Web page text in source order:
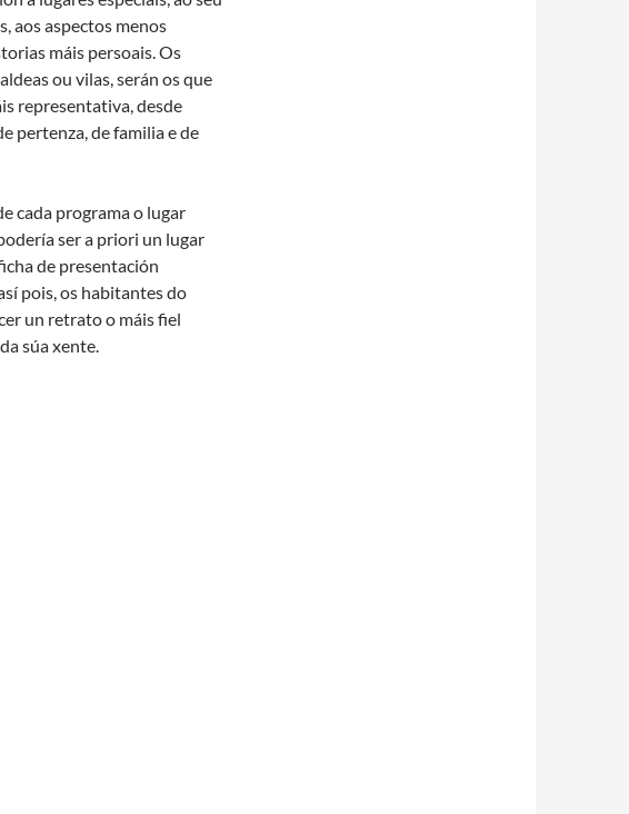
aos aspectos menos
máis persoais. Os
ou vilas, serán os que
representativa, desde
pertenza, de familia e de
cada programa o lugar
ser a priori un lugar
de presentación
pois, os habitantes do
un retrato o máis fiel
súa xente.